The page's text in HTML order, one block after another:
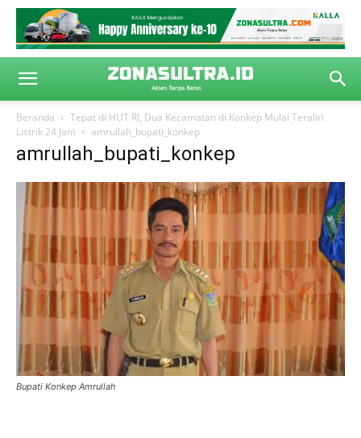
Beranda
Tepat di HUT RI, Dua Kecamatan di Konkep Mulai Teraliri
Listrik 24 Jam
amrullah_bupati_konkep
amrullah_bupati_konkep
Bupati Konkep Amrullah